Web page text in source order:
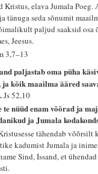
Kristus, elava Jumala Poeg.
tänuga seda sõnumit
paljud saaksid osa
Jeesus.
3,7–13
paljastab oma püha
ja kõik maailma ääred
Js 52,10
nüüd enam võõrad ja
ja Jumala
tähendab
kadumist Jumala ja
Sind, Issand, et